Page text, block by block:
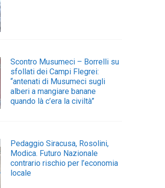
Scontro Musumeci – Borrelli su
sfollati dei Campi Flegrei:
“antenati di Musumeci sugli
alberi a mangiare banane
quando là c’era la civiltà”
Pedaggio Siracusa, Rosolini,
Modica. Futuro Nazionale
contrario rischio per l’economia
locale